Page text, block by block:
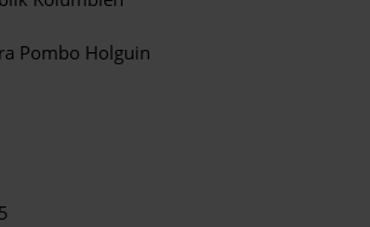
Pombo Holguin